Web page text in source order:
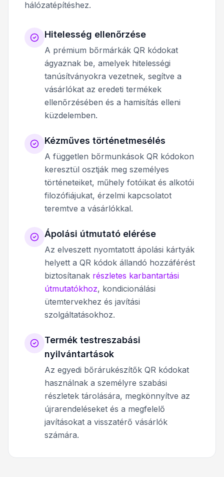
hálózatépítéshez.
Hitelesség ellenőrzése
A prémium bőrmárkák QR kódokat
ágyaznak be, amelyek hitelességi
tanúsítványokra vezetnek, segítve a
vásárlókat az eredeti termékek
ellenőrzésében és a hamisítás elleni
küzdelemben.
Kézműves történetmesélés
A független bőrmunkások QR kódokon
keresztül osztják meg személyes
történeteiket, műhely fotóikat és alkotói
filozófiájukat, érzelmi kapcsolatot
teremtve a vásárlókkal.
Ápolási útmutató elérése
Az elveszett nyomtatott ápolási kártyák
helyett a QR kódok állandó hozzáférést
biztosítanak részletes karbantartási
útmutatókhoz, kondicionálási
ütemtervekhez és javítási
szolgáltatásokhoz.
Termék testreszabási
nyilvántartások
Az egyedi bőrárukészítők QR kódokat
használnak a személyre szabási
részletek tárolására, megkönnyítve az
újrarendeléseket és a megfelelő
javításokat a visszatérő vásárlók
számára.